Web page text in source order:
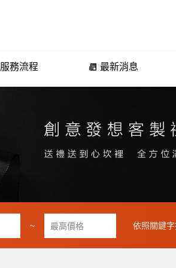
服務流程 最新消息
~ 依照關鍵